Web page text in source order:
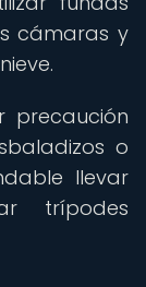
cámaras y
precaución
o
llevar
trípodes